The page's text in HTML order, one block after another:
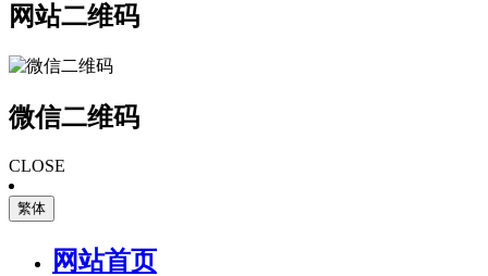
网站二维码
微信二维码
CLOSE
繁体
网站首页